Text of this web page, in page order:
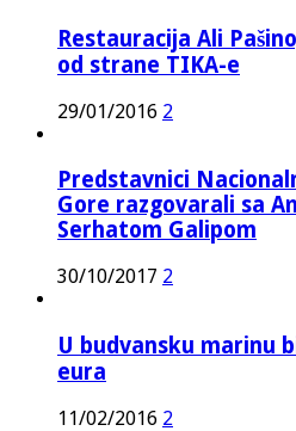
Restauracija Ali
od strane TIKA-e
29/01/2016 2
Predstavnici
Gore razgovarali sa
Serhatom Galipom
30/10/2017 2
U budvansku marinu
eura
11/02/2016 2